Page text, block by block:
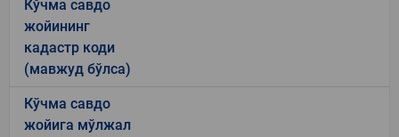
Кўчма савдо
жойининг
кадастр коди
(мавжуд бўлса)
Кўчма савдо
жойига мўлжал